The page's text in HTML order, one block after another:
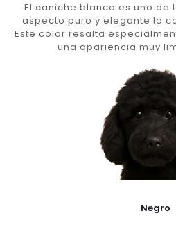
El caniche blanco es uno de
aspecto puro y elegante lo
Este color resalta
una apariencia muy
Negro